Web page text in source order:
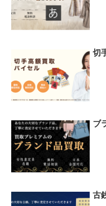
切
ブ
古